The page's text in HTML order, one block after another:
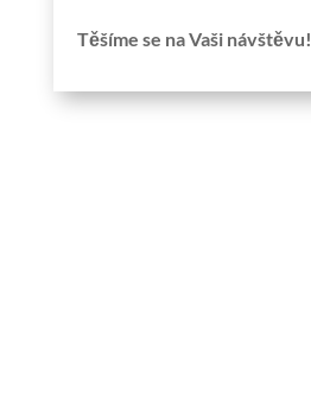
Těšíme se na Vaši návštěvu!